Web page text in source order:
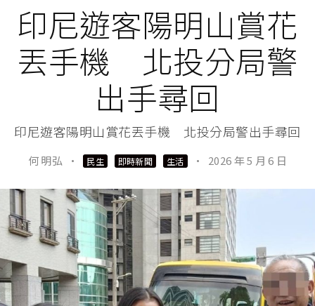
印尼遊客陽明山賞花
丟手機 北投分局警
出手尋回
印尼遊客陽明山賞花丟手機 北投分局警出手尋回
何 明弘 · 民生 即時新聞 生活 · 2026 年 5 月 6 日